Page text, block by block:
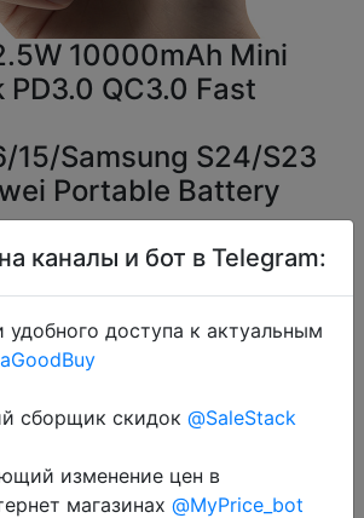
10000mAh Mini
PD3.0 QC3.0 Fast
15/Samsung S24/S23
Portable Battery
$16.69
Промокод:
в магазин
каналы и бот в Telegram:
доступа к актуальным
сборщик скидок @SaleStack
изменение цен в
магазинах @MyPrice_bot